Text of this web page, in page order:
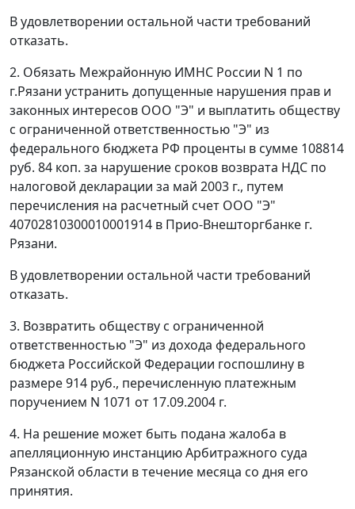
В удовлетворении остальной части требований
отказать.
2. Обязать Межрайонную ИМНС России N 1 по
г.Рязани устранить допущенные нарушения прав и
законных интересов ООО "Э" и выплатить обществу
с ограниченной ответственностью "Э" из
федерального бюджета РФ проценты в сумме 108814
руб. 84 коп. за нарушение сроков возврата НДС по
налоговой декларации за май 2003 г., путем
перечисления на расчетный счет ООО "Э"
40702810300010001914 в Прио-Внешторгбанке г.
Рязани.
В удовлетворении остальной части требований
отказать.
3. Возвратить обществу с ограниченной
ответственностью "Э" из дохода федерального
бюджета Российской Федерации госпошлину в
размере 914 руб., перечисленную платежным
поручением N 1071 от 17.09.2004 г.
4. На решение может быть подана жалоба в
апелляционную инстанцию Арбитражного суда
Рязанской области в течение месяца со дня его
принятия.